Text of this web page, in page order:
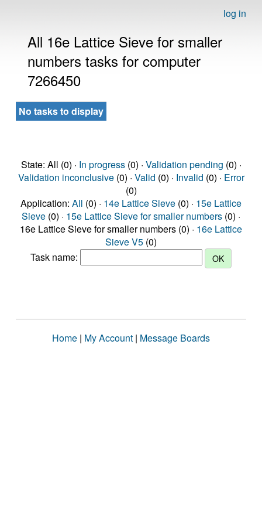
log in
All 16e Lattice Sieve for smaller
numbers tasks for computer
7266450
No tasks to display
State: All (0) · In progress(0) · Validation pending (0) ·
Validation inconclusive(0) · Valid (0) · Invalid (0) · Error
(0)
Application: All (0) · 14e Lattice Sieve (0) · 15e Lattice
Sieve (0) · 15e Lattice Sieve for smaller numbers (0) ·
16e Lattice Sieve for smaller numbers (0) · 16e Lattice
Sieve V5 (0)
Task name:
Home | My Account | Message Boards